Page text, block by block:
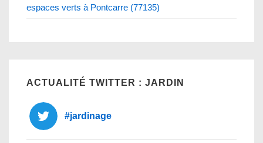
espaces verts à Pontcarre (77135)
ACTUALITÉ TWITTER : JARDIN
#jardinage